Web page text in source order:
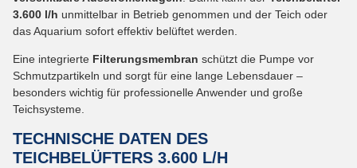
3.600 l/h unmittelbar in Betrieb genommen und der Teich oder
das Aquarium sofort effektiv belüftet werden.
Eine integrierte Filterungsmembran schützt die Pumpe vor
Schmutzpartikeln und sorgt für eine lange Lebensdauer –
besonders wichtig für professionelle Anwender und große
Teichsysteme.
TECHNISCHE DATEN DES
TEICHBELÜFTERS 3.600 L/H